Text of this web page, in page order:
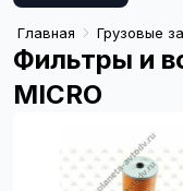
Главная Грузовые
Фильтры и
MICRO